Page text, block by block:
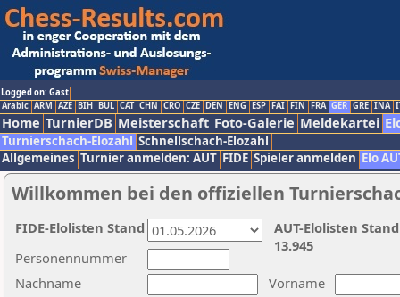
Logged on: Gast
Arabic ARM AZE BIH BUL CAT CHN CRO CZE DEN ENG ESP FAI FIN FRA GER GRE INA
Home TurnierDB Meisterschaft Foto-Galerie Meldekartei
Turnierschach-Elozahl Schnellschach-Elozahl
Allgemeines Turnier anmelden: AUT FIDE Spieler anmelden Elo
Willkommen bei den offiziellen
Nachname
Vorname
Personennummer
AUT-Elolisten
13.945
FIDE-Elolisten Stand